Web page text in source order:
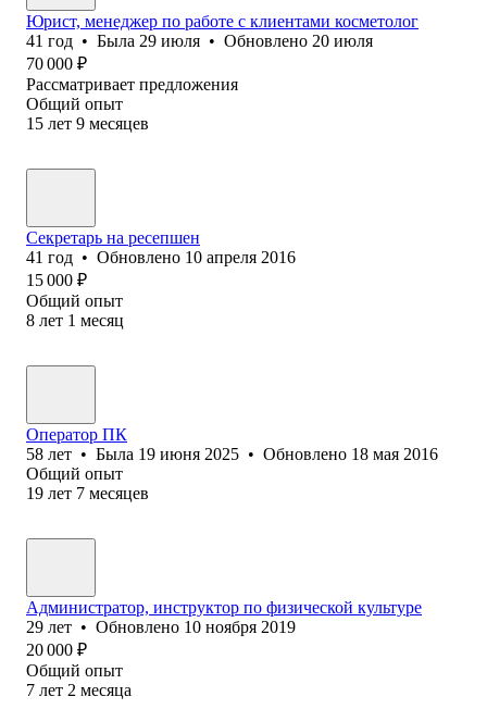
Юрист, менеджер по работе с клиентами косметолог
41 год • Была 29 июля • Обновлено 20 июля
70 000 ₽
Рассматривает предложения
Общий опыт
15 лет 9 месяцев
Секретарь на ресепшен
41 год • Обновлено 10 апреля 2016
15 000 ₽
Общий опыт
8 лет 1 месяц
Оператор ПК
58 лет • Была 19 июня 2025 • Обновлено 18 мая 2016
Общий опыт
19 лет 7 месяцев
Администратор, инструктор по физической культуре
29 лет • Обновлено 10 ноября 2019
20 000 ₽
Общий опыт
7 лет 2 месяца